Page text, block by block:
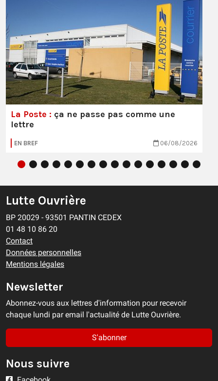
La Poste : ça ne passe pas comme une
lettre
EN BREF 06/08/2026
Lutte Ouvrière
BP 20029 - 93501 PANTIN CEDEX
01 48 10 86 20
Contact
Données personnelles
Mentions légales
Newsletter
Abonnez-vous aux lettres d'information pour recevoir
chaque lundi par email l'actualité de Lutte Ouvrière.
S'abonner
Nous suivre